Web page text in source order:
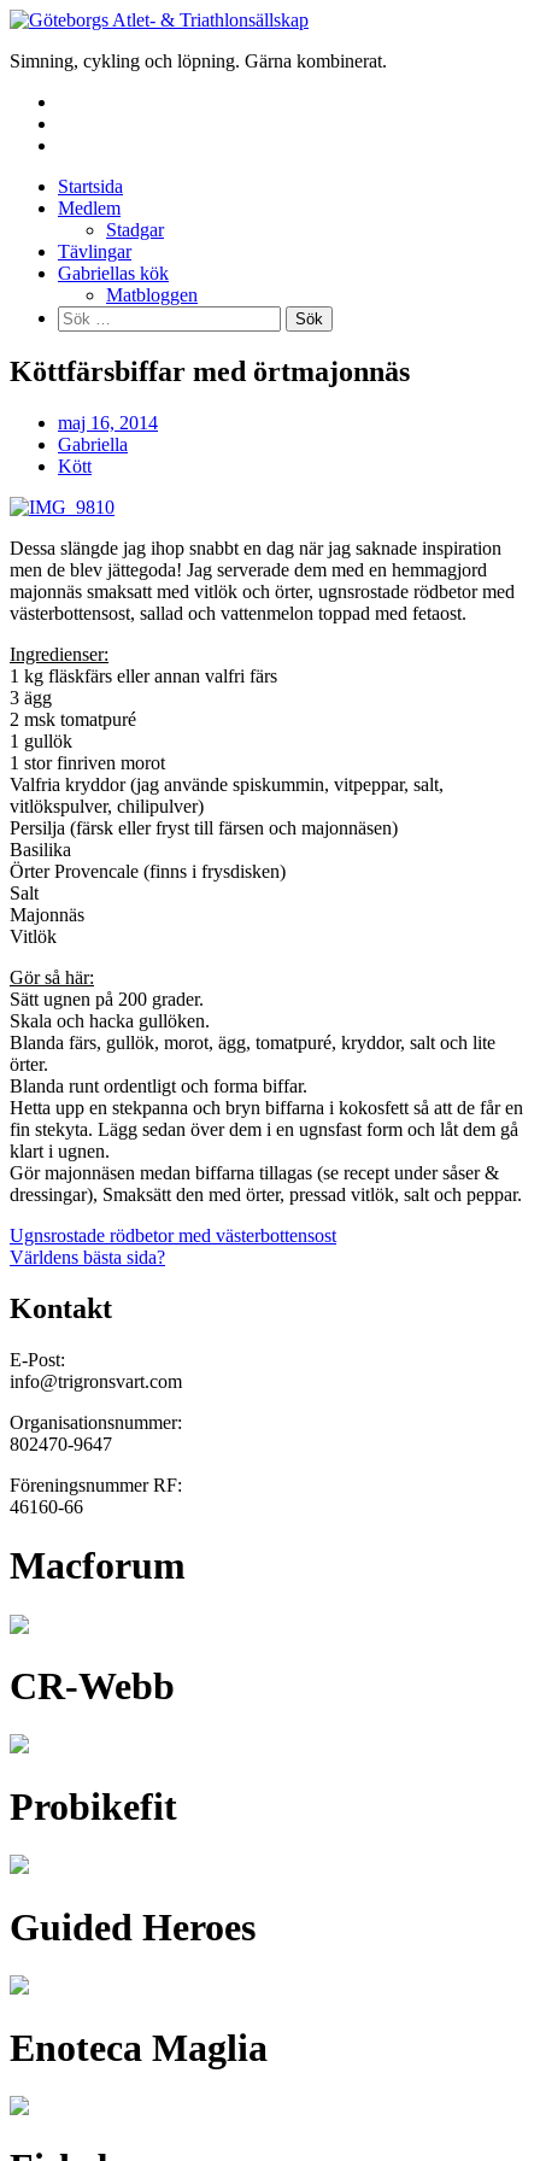
Skip
content
Simning, cykling och löpning. Gärna kombinerat.
Startsida
Medlem
Stadgar
Tävlingar
Gabriellas kök
Matbloggen
Sök
efter:
Köttfärsbiffar med örtmajonnäs
maj 16, 2014
Gabriella
Kött
Dessa slängde jag ihop snabbt en dag när jag saknade inspiration
men de blev jättegoda! Jag serverade dem med en hemmagjord
majonnäs smaksatt med vitlök och örter, ugnsrostade rödbetor med
västerbottensost, sallad och vattenmelon toppad med fetaost.
Ingredienser:
1 kg fläskfärs eller annan valfri färs
3 ägg
2 msk tomatpuré
1 gullök
1 stor finriven morot
Valfria kryddor (jag använde spiskummin, vitpeppar, salt,
vitlökspulver, chilipulver)
Persilja (färsk eller fryst till färsen och majonnäsen)
Basilika
Örter Provencale (finns i frysdisken)
Salt
Majonnäs
Vitlök
Gör så här:
Sätt ugnen på 200 grader.
Skala och hacka gullöken.
Blanda färs, gullök, morot, ägg, tomatpuré, kryddor, salt och lite
örter.
Blanda runt ordentligt och forma biffar.
Hetta upp en stekpanna och bryn biffarna i kokosfett så att de får en
fin stekyta. Lägg sedan över dem i en ugnsfast form och låt dem gå
klart i ugnen.
Gör majonnäsen medan biffarna tillagas (se recept under såser &
dressingar), Smaksätt den med örter, pressad vitlök, salt och peppar.
Inläggsnavigering
Ugnsrostade rödbetor med västerbottensost
Världens bästa sida?
Kontakt
E-Post:
info@trigronsvart.com
Organisationsnummer:
802470-9647
Föreningsnummer RF:
46160-66
Macforum
CR-Webb
Probikefit
Guided Heroes
Enoteca Maglia